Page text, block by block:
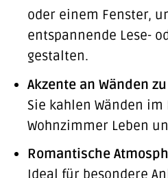
oder einem Fenster,
entspannende Lese-
gestalten.
Akzente an Wänden
Sie kahlen Wänden
Wohnzimmer Leben
Romantische